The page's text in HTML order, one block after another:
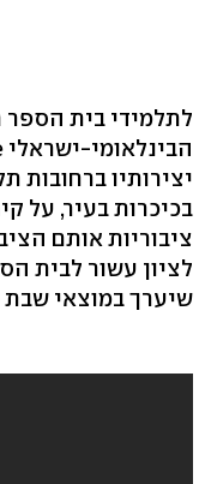
לתלמידי בית הספר
בכיכרות בעיר, על
ציבוריות אותם
לציון עשור לבית
שיערך במוצאי שבת (4/5/